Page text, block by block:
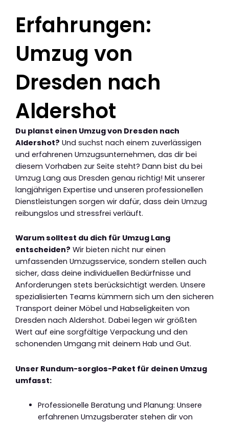
Erfahrungen:
Umzug von
Dresden nach
Aldershot
Du planst einen Umzug von Dresden nach
Aldershot? Und suchst nach einem zuverlässigen
und erfahrenen Umzugsunternehmen, das dir bei
diesem Vorhaben zur Seite steht? Dann bist du bei
Umzug Lang aus Dresden genau richtig! Mit unserer
langjährigen Expertise und unseren professionellen
Dienstleistungen sorgen wir dafür, dass dein Umzug
reibungslos und stressfrei verläuft.
Warum solltest du dich für Umzug Lang
entscheiden? Wir bieten nicht nur einen
umfassenden Umzugsservice, sondern stellen auch
sicher, dass deine individuellen Bedürfnisse und
Anforderungen stets berücksichtigt werden. Unsere
spezialisierten Teams kümmern sich um den sicheren
Transport deiner Möbel und Habseligkeiten von
Dresden nach Aldershot. Dabei legen wir größten
Wert auf eine sorgfältige Verpackung und den
schonenden Umgang mit deinem Hab und Gut.
Unser Rundum-sorglos-Paket für deinen Umzug
umfasst:
Professionelle Beratung und Planung: Unsere
erfahrenen Umzugsberater stehen dir von